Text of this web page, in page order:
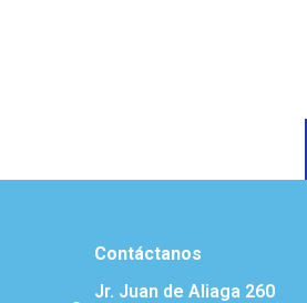
Contáctanos
Jr. Juan de Aliaga 260